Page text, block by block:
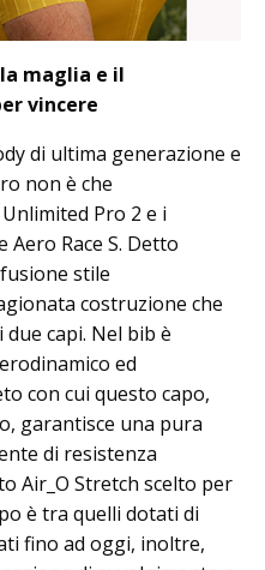
la maglia e il
vincere
di ultima generazione e
non è che
Pro 2 e i
Race S. Detto
stile
costruzione che
capi. Nel bib è
ed
con cui questo capo,
garantisce una pura
di resistenza
Air_O Stretch scelto per
è tra quelli dotati di
fino ad oggi, inoltre,